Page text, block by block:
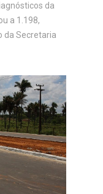
da
a 1.198,
da Secretaria